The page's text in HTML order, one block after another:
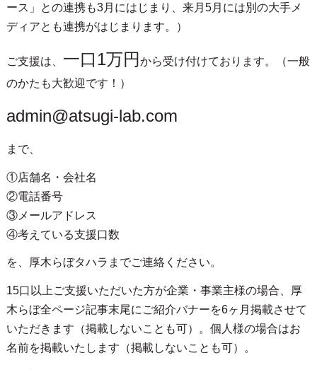
ース」との連携も3月にはじまり、来月5月には別の大手メ
ディアとも連携がはじまります。）
ご支援は、 一口1万円から受け付けております。（一般
のかたも大歓迎です！）
admin@atsugi-lab.com
まで、
①店舗名・会社名
②電話番号
③メールアドレス
④考えている支援口数
を、厚木らぼタハラまでご連絡ください。
15口以上ご支援いただいた方が企業・事業主様の場合、厚
木らぼ全ページ記事末尾にご紹介バナーを6ヶ月掲載させて
いただきます（掲載しないことも可）。個人様の場合はお
名前を掲載いたします（掲載しないことも可）。